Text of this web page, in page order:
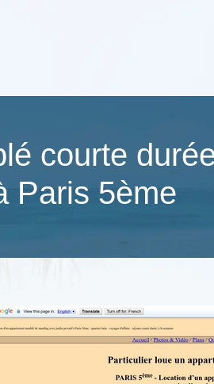
courte
Paris 5ème